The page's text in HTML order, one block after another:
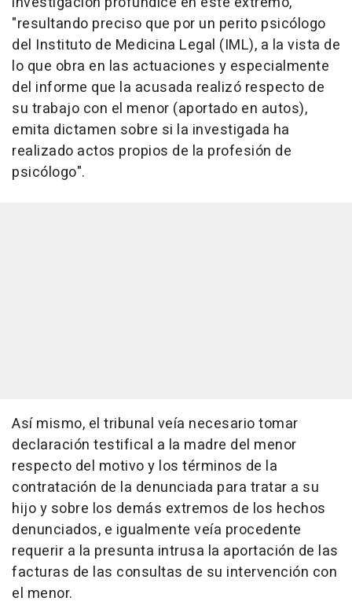
"resultando preciso que por un perito psicólogo
del Instituto de Medicina Legal (IML), a la vista de
lo que obra en las actuaciones y especialmente
del informe que la acusada realizó respecto de
su trabajo con el menor (aportado en autos),
emita dictamen sobre si la investigada ha
realizado actos propios de la profesión de
psicólogo".
Así mismo, el tribunal veía necesario tomar
declaración testifical a la madre del menor
respecto del motivo y los términos de la
contratación de la denunciada para tratar a su
hijo y sobre los demás extremos de los hechos
denunciados, e igualmente veía procedente
requerir a la presunta intrusa la aportación de las
facturas de las consultas de su intervención con
el menor.